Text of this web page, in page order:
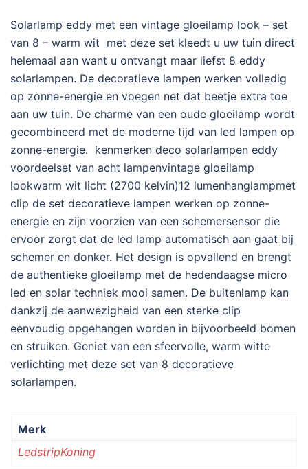
Solarlamp eddy met een vintage gloeilamp look – set
van 8 – warm wit met deze set kleedt u uw tuin direct
helemaal aan want u ontvangt maar liefst 8 eddy
solarlampen. De decoratieve lampen werken volledig
op zonne-energie en voegen net dat beetje extra toe
aan uw tuin. De charme van een oude gloeilamp wordt
gecombineerd met de moderne tijd van led lampen op
zonne-energie. kenmerken deco solarlampen eddy
voordeelset van acht lampenvintage gloeilamp
lookwarm wit licht (2700 kelvin)12 lumenhanglampmet
clip de set decoratieve lampen werken op zonne-
energie en zijn voorzien van een schemersensor die
ervoor zorgt dat de led lamp automatisch aan gaat bij
schemer en donker. Het design is opvallend en brengt
de authentieke gloeilamp met de hedendaagse micro
led en solar techniek mooi samen. De buitenlamp kan
dankzij de aanwezigheid van een sterke clip
eenvoudig opgehangen worden in bijvoorbeeld bomen
en struiken. Geniet van een sfeervolle, warm witte
verlichting met deze set van 8 decoratieve
solarlampen.
Merk
LedstripKoning